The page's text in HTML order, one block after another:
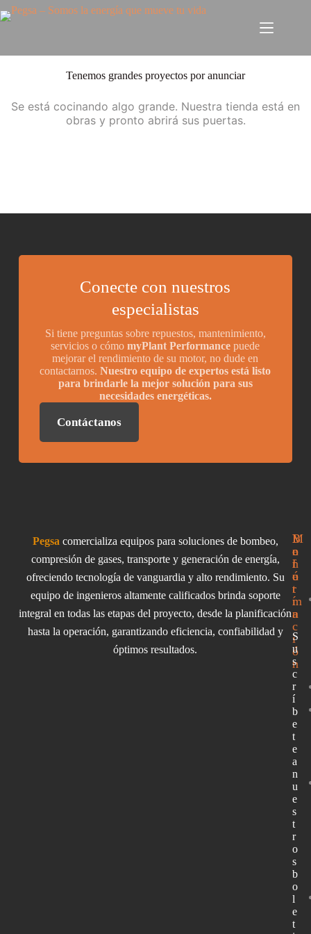
Tenemos grandes proyectos por anunciar
Se está cocinando algo grande. Nuestra tienda está en
obras y pronto abrirá sus puertas.
Conecte con nuestros
especialistas
Si tiene preguntas sobre repuestos, mantenimiento,
servicios o cómomyPlant Performance puede
mejorar el rendimiento de su motor, no dude en
contactarnos.Nuestro equipo de expertos está listo
para brindarle la mejor solución para sus
necesidades energéticas.
Contáctanos
Pegsa comercializa equipos para soluciones de bombeo,
compresión de gases, transporte y generación de energía,
ofreciendo tecnología de vanguardia y alto rendimiento. Su
equipo de ingenieros altamente calificados brinda soporte
integral en todas las etapas del proyecto, desde la planificación
hasta la operación, garantizando eficiencia, confiabilidad y
óptimos resultados.
I
n
f
o
r
m
a
c
i
ó
n
M
e
n
ú
B
o
l
e
t
í
n
S
u
s
c
r
í
b
e
t
e
a
n
u
e
s
t
r
o
s
b
o
l
e
t